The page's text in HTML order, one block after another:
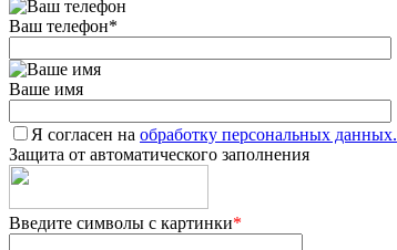
Ваш телефон*
Ваше имя
Я согласен на обработку персональных данных.
Защита от автоматического заполнения
Введите символы с картинки*